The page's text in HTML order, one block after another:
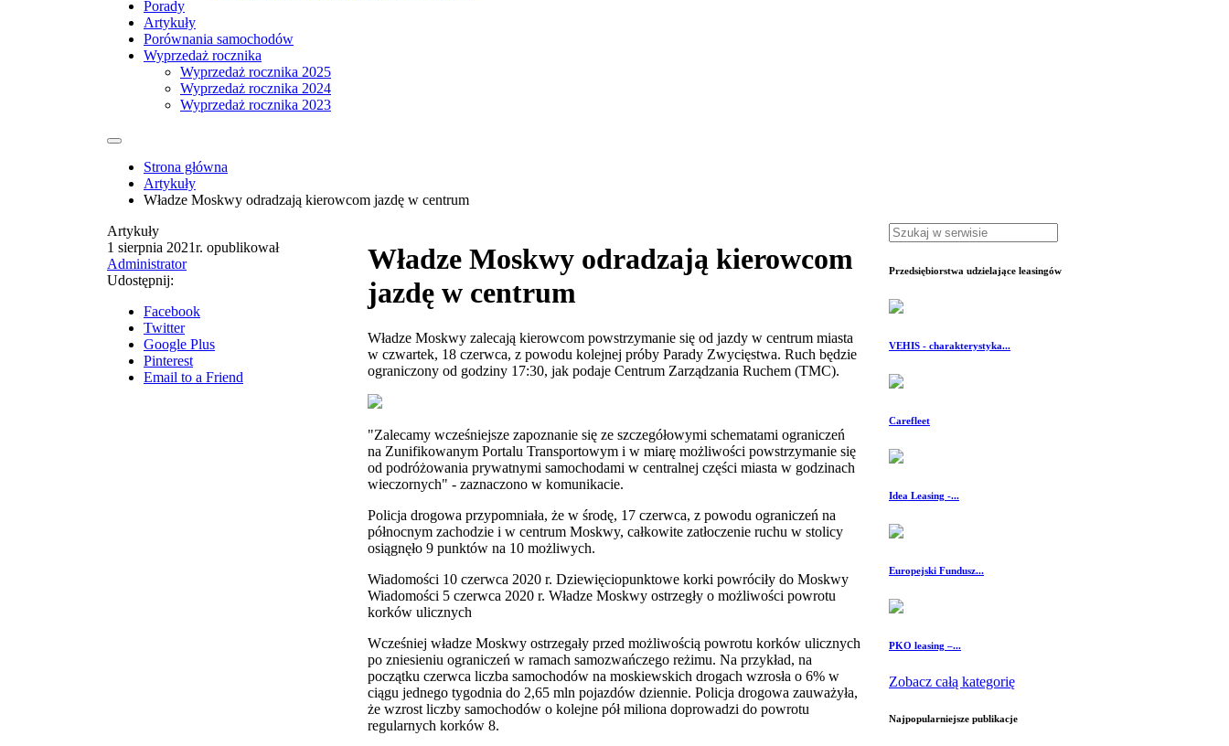
Porady
Artykuły
Porównania samochodów
Wyprzedaż rocznika
Wyprzedaż rocznika 2025
Wyprzedaż rocznika 2024
Wyprzedaż rocznika 2023
Strona główna
Artykuły
Władze Moskwy odradzają kierowcom jazdę w centrum
Artykuły
1 sierpnia 2021r. opublikował
Administrator
Udostępnij:
Facebook
Twitter
Google Plus
Pinterest
Email to a Friend
Władze Moskwy odradzają kierowcom
jazdę w centrum
Władze Moskwy zalecają kierowcom powstrzymanie się od jazdy w centrum miasta
w czwartek, 18 czerwca, z powodu kolejnej próby Parady Zwycięstwa. Ruch będzie
ograniczony od godziny 17:30, jak podaje Centrum Zarządzania Ruchem (TMC).
"Zalecamy wcześniejsze zapoznanie się ze szczegółowymi schematami ograniczeń
na Zunifikowanym Portalu Transportowym i w miarę możliwości powstrzymanie się
od podróżowania prywatnymi samochodami w centralnej części miasta w godzinach
wieczornych" - zaznaczono w komunikacie.
Policja drogowa przypomniała, że w środę, 17 czerwca, z powodu ograniczeń na
północnym zachodzie i w centrum Moskwy, całkowite zatłoczenie ruchu w stolicy
osiągnęło 9 punktów na 10 możliwych.
Wiadomości 10 czerwca 2020 r. Dziewięciopunktowe korki powróciły do Moskwy
Wiadomości 5 czerwca 2020 r. Władze Moskwy ostrzegły o możliwości powrotu
korków ulicznych
Wcześniej władze Moskwy ostrzegały przed możliwością powrotu korków ulicznych
po zniesieniu ograniczeń w ramach samozwańczego reżimu. Na przykład, na
początku czerwca liczba samochodów na moskiewskich drogach wzrosła o 6% w
ciągu jednego tygodnia do 2,65 mln pojazdów dziennie. Policja drogowa zauważyła,
że wzrost liczby samochodów o kolejne pół miliona doprowadzi do powrotu
regularnych korków 8.
Przedsiębiorstwa udzielające leasingów
VEHIS - charakterystyka...
Carefleet
Idea Leasing -...
Europejski Fundusz...
PKO leasing –...
Zobacz całą kategorię
Najpopularniejsze publikacje